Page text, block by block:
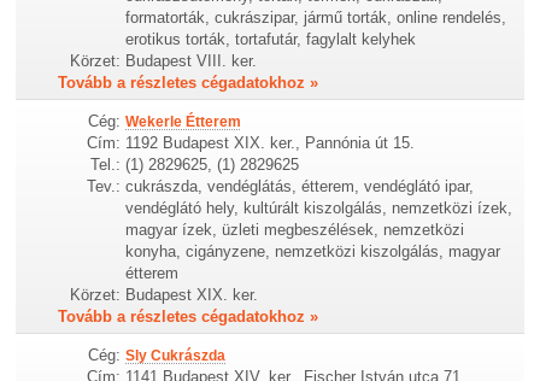
formatorták, cukrászipar, jármű torták, online rendelés,
erotikus torták, tortafutár, fagylalt kelyhek
Körzet: Budapest VIII. ker.
Tovább a részletes cégadatokhoz »
Cég: Wekerle Étterem
Cím: 1192 Budapest XIX. ker., Pannónia út 15.
Tel.: (1) 2829625, (1) 2829625
Tev.: cukrászda, vendéglátás, étterem, vendéglátó ipar,
vendéglátó hely, kultúrált kiszolgálás, nemzetközi ízek,
magyar ízek, üzleti megbeszélések, nemzetközi
konyha, cigányzene, nemzetközi kiszolgálás, magyar
étterem
Körzet: Budapest XIX. ker.
Tovább a részletes cégadatokhoz »
Cég: Sly Cukrászda
Cím: 1141 Budapest XIV. ker., Fischer István utca 71